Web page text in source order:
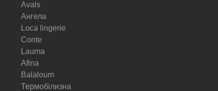
Avals
Ангела
Loca lingerie
Conte
Lauma
Afina
Balaloum
Термобілизна